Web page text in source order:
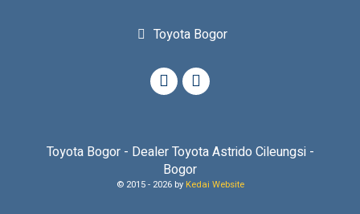
Toyota Bogor
Toyota Bogor - Dealer Toyota Astrido Cileungsi -
Bogor
© 2015 - 2026 by Kedai Website